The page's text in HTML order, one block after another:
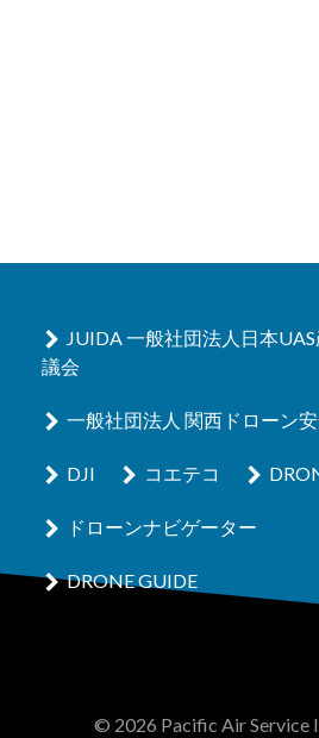
JUIDA 一般社団法人日本
議会
一般社団法人 関西ドローン
DJI コエテコ
ドローンナビゲーター
DRONE GUIDE
© 2026 Pacific Air Service